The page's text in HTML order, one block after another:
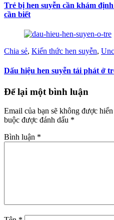
Trẻ bị hen suyễn cần khám
cần biết
Chia sẻ, Kiến thức hen suyễn,
Dấu hiệu hen suyễn tái phát ở
Để lại một bình luận
Email của bạn sẽ không được
buộc được đánh dấu *
Bình luận *